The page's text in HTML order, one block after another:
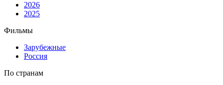
2026
2025
Фильмы
Зарубежные
Россия
По странам